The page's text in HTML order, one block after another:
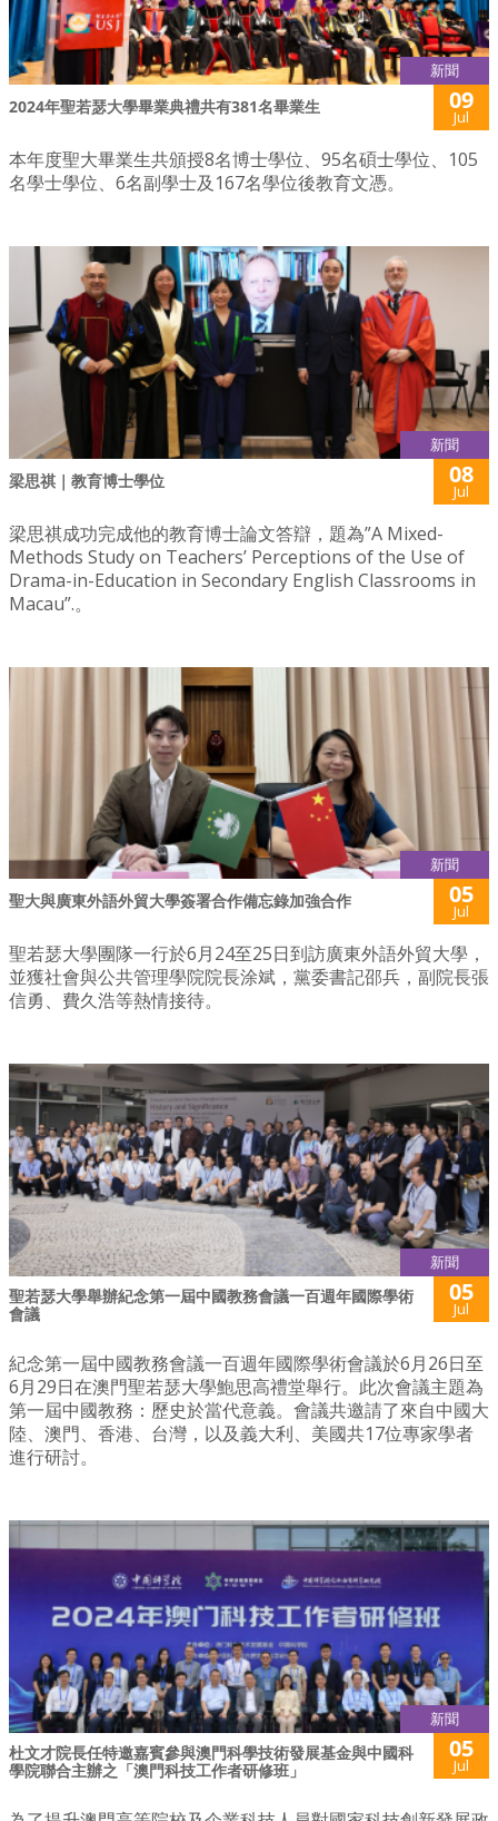
新聞
2024年聖若瑟大學畢業典禮共有381名畢業生 09
Jul
本年度聖大畢業生共頒授8名博士學位、95名碩士學位、105
名學士學位、6名副學士及167名學位後教育文憑。
新聞
梁思祺｜教育博士學位 08
Jul
梁思祺成功完成他的教育博士論文答辯，題為”A Mixed-
Methods Study on Teachers’ Perceptions of the Use of
Drama-in-Education in Secondary English Classrooms in
Macau”.。
新聞
聖大與廣東外語外貿大學簽署合作備忘錄加強合作 05
Jul
聖若瑟大學團隊一行於6月24至25日到訪廣東外語外貿大學，
並獲社會與公共管理學院院長涂斌，黨委書記邵兵，副院長張
信勇、費久浩等熱情接待。
新聞
聖若瑟大學舉辦紀念第一屆中國教務會議一百週年國際學術
會議
05
Jul
紀念第一屆中國教務會議一百週年國際學術會議於6月26日至
6月29日在澳門聖若瑟大學鮑思高禮堂舉行。此次會議主題為
第一屆中國教務：歷史於當代意義。會議共邀請了來自中國大
陸、澳門、香港、台灣，以及義大利、美國共17位專家學者
進行研討。
新聞
杜文才院長任特邀嘉賓參與澳門科學技術發展基金與中國科
學院聯合主辦之「澳門科技工作者研修班」
05
Jul